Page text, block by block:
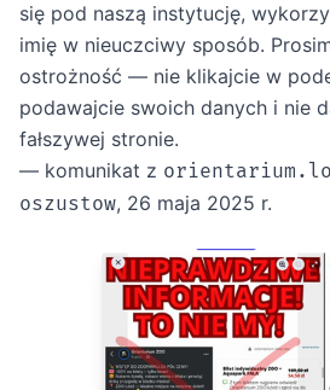
się pod naszą instytucję,
imię w nieuczciwy sposób.
ostrożność — nie klikajcie w
podawajcie swoich danych i nie
fałszywej stronie.
— komunikat z
oszustow, 26 maja 2025 r.